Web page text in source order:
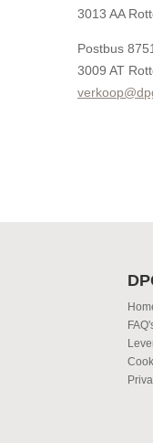
3013 AA
Postbus 8751
3009 AT